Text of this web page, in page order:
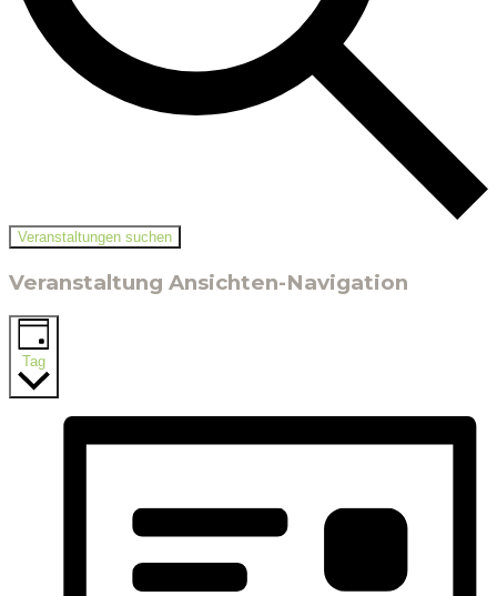
Veranstaltungen suchen
Veranstaltung Ansichten-Navigation
Tag